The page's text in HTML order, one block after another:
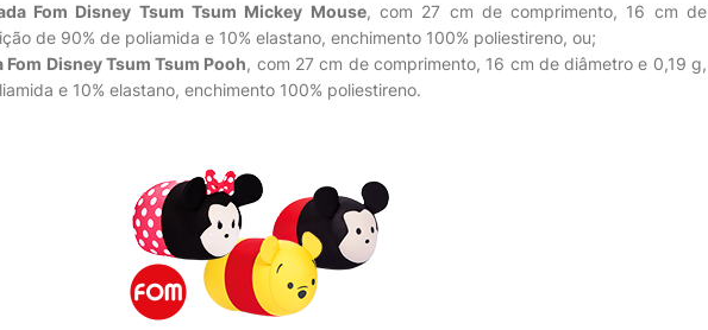
Fom Disney Tsum Tsum Mickey Mouse, com 27 cm de comprimento, 16 cm de
de 90% de poliamida e 10% elastano, enchimento 100% poliestireno, ou;
Disney Tsum Tsum Pooh, com 27 cm de comprimento, 16 cm de diâmetro e 0,19 g,
e 10% elastano, enchimento 100% poliestireno.